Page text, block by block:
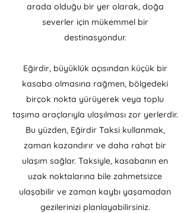
arada olduğu bir yer olarak, doğa
severler için mükemmel bir
destinasyondur.
Eğirdir, büyüklük açısından küçük bir
kasaba olmasına rağmen, bölgedeki
birçok nokta yürüyerek veya toplu
taşıma araçlarıyla ulaşılması zor yerlerdir.
Bu yüzden, Eğirdir Taksi kullanmak,
zaman kazandırır ve daha rahat bir
ulaşım sağlar. Taksiyle, kasabanın en
uzak noktalarına bile zahmetsizce
ulaşabilir ve zaman kaybı yaşamadan
gezilerinizi planlayabilirsiniz.